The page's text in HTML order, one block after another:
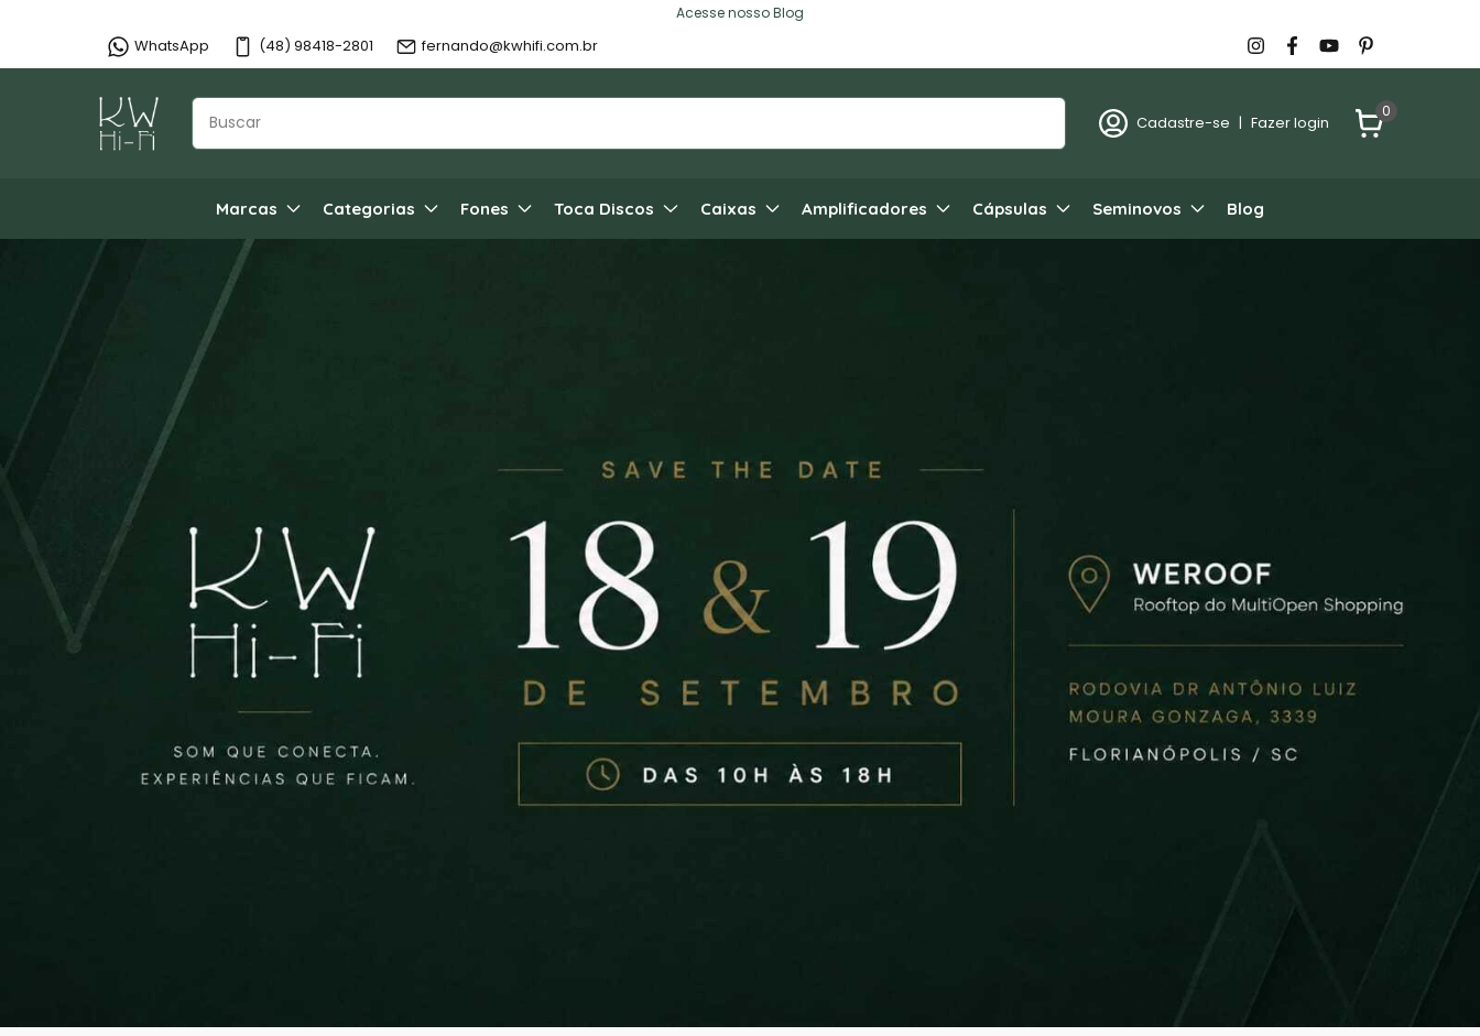
Acesse nosso Blog
WhatsApp (48) 98418-2801 fernando@kwhifi.com.br
Cadastre-se | Fazer login
0
Marcas Categorias Fones Toca Discos Caixas Amplificadores Cápsulas Seminovos Blog